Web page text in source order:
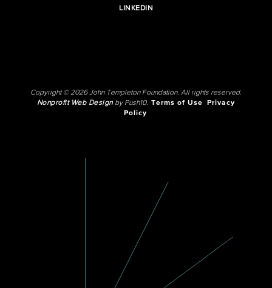
LINKEDIN
Copyright © 2026 John Templeton Foundation. All rights reserved.
Nonprofit Web Designby Push10. Terms of Use
Privacy
Policy